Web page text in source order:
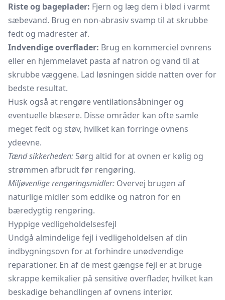
Riste og bageplader: Fjern og læg dem i blød i varmt
sæbevand. Brug en non-abrasiv svamp til at skrubbe
fedt og madrester af.
Indvendige overflader: Brug en kommerciel ovnrens
eller en hjemmelavet pasta af natron og vand til at
skrubbe væggene. Lad løsningen sidde natten over for
bedste resultat.
Husk også at rengøre ventilationsåbninger og
eventuelle blæsere. Disse områder kan ofte samle
meget fedt og støv, hvilket kan forringe ovnens
ydeevne.
Tænd sikkerheden: Sørg altid for at ovnen er kølig og
strømmen afbrudt før rengøring.
Miljøvenlige rengøringsmidler: Overvej brugen af
naturlige midler som eddike og natron for en
bæredygtig rengøring.
Hyppige vedligeholdelsesfejl
Undgå almindelige fejl i vedligeholdelsen af din
indbygningsovn for at forhindre unødvendige
reparationer. En af de mest gængse fejl er at bruge
skrappe kemikalier på sensitive overflader, hvilket kan
beskadige behandlingen af ovnens interiør.